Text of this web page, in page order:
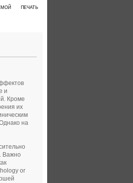
ПЕЧАТЬ
и
Кроме
их
на
Важно
or